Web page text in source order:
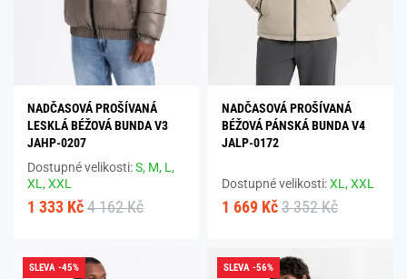
NADČASOVÁ PROŠÍVANÁ
LESKLÁ BÉŽOVÁ BUNDA V3
JAHP-0207
Dostupné velikosti:S, M, L,
XL,XXL
1 333 Kč 4 162 Kč
NADČASOVÁ PROŠÍVANÁ
BÉŽOVÁ PÁNSKÁ BUNDA V4
JALP-0172
Dostupné velikosti:XL,XXL
1 669 Kč 3 352 Kč
SLEVA -45%
SLEVA -56%